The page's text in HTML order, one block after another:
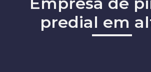
predial em